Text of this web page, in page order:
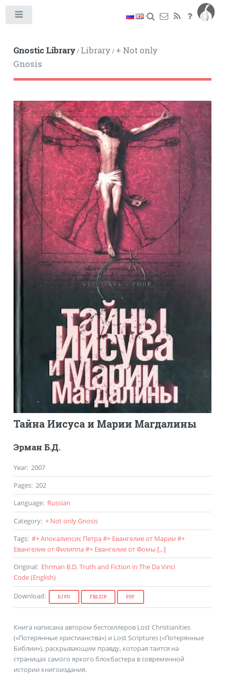
Gnostic Library/Library/+ Not only
Gnosis
Тайна Иисуса и Марии Магдалины
Эрман Б.Д.
Year: 2007
Pages: 202
Language: Russian
Category: + Not only Gnosis
Tags: #+ Апокалипсис Петра#+ Евангелие от Марии #+
Евангелие от Филиппа#+ Евангелие от Фомы [...]
Original: Ehrman B.D. Truth and Fiction in The Da Vinci
Code (English)
Download: DJVU FB2.ZIP PDF
Книга написана автором бестселлеров Lost Christianities
(«Потерянные христианства») и Lost Scriptures («Потерянные
Библии»), раскрывающим правду, которая таится на
страницах самого яркого блокбастера в современной
истории книгоиздания.